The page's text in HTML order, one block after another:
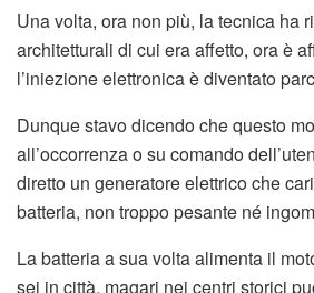
Una volta, ora non più, la tecnica ha
architetturali di cui era affetto, ora è
l’iniezione elettronica è diventato
Dunque stavo dicendo che questo
all’occorrenza o su comando
diretto un generatore elettrico che
batteria, non troppo pesante né
La batteria a sua volta alimenta il
sei in città, magari nei centri storici